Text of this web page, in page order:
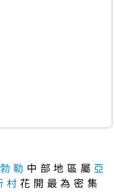
勒 中部地區屬 亞
村 花開最為密集